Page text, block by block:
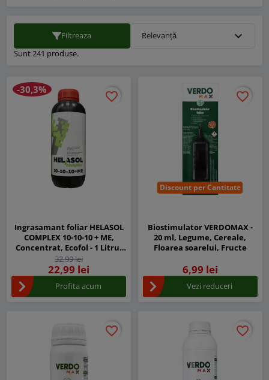
Sunt 241 produse.
Filtreaza Relevanță expand_more
favorite_border
favorite_border
-30,3%
Ingrasamant foliar HELASOL
COMPLEX 10-10-10 + ME,
Concentrat, Ecofol - 1 Litru,
Azot, Fosfor, Potasiu +
Microelemente
32,99 lei
22,99 lei
Profita acum
Discount per Cantitate
favorite_border
favorite_border
Biostimulator VERDOMAX -
20 ml, Legume, Cereale,
Floarea soarelui, Fructe
6,99 lei
Vezi reduceri
favorite_border
favorite_border favorite_border
favorite_border